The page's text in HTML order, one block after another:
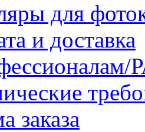
для
и доставка
заказа